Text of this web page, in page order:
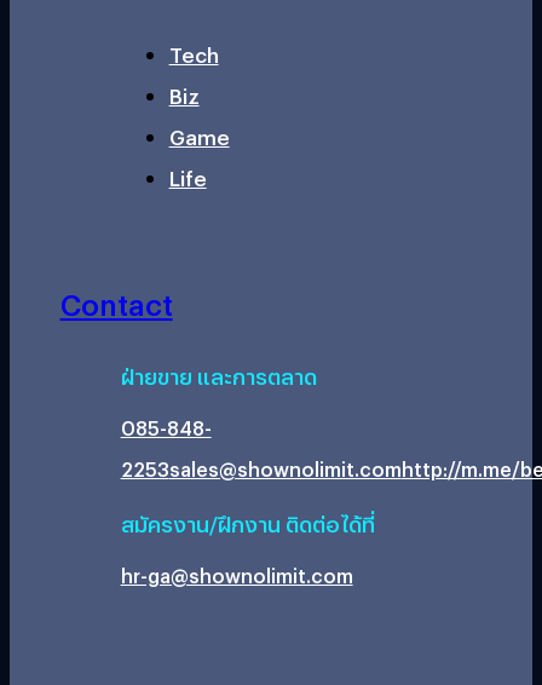
Tech
Biz
Game
Life
Contact
ฝ่ายขาย และการตลาด
085-848-
2253sales@shownolimit.comhttp://m.me/
สมัครงาน/ฝึกงาน ติดต่อได้ที่
hr-ga@shownolimit.com